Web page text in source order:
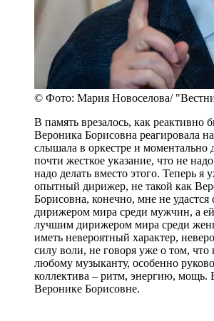
© Фото: Мария Новоселова/
В память врезалось, как реактивно
Вероника Борисовна реагировала
слышала в оркестре и моментально
почти жесткое указание, что не
надо делать вместо этого. Теперь я
опытный дирижер, не такой как
Борисовна, конечно, мне не
дирижером мира среди мужчин, а ей
лучшим дирижером мира среди
иметь невероятный характер,
силу воли, не говоря уже о том, что
любому музыканту, особенно
коллектива – ритм, энергию, мощь.
Веронике Борисовне.